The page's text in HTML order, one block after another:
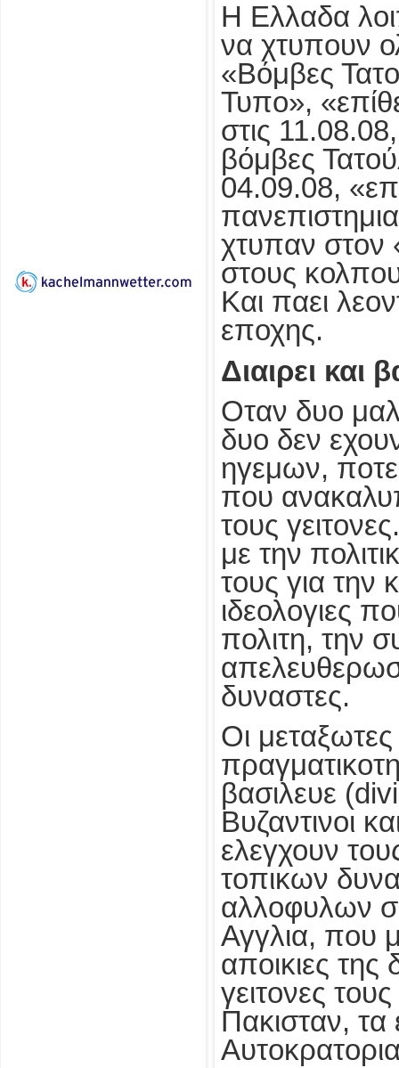
Η Ελλαδα
να χτυπουν
«Βόμβες
Τυπο»,
στις
βόμβες
04.09.08,
χτυπαν στον
στους
Και παει
εποχης.
Διαιρει και
Οταν δυο
δυο δεν
ηγεμων, ποτε
που
τους
με την
τους για την
ιδεολογιες
πολιτη, την
δυναστες.
Οι
βασιλευε
Βυζαντινοι
ελεγχουν
τοπικων
αλλοφυλων
Αγγλια, που
αποικιες
γειτονες
Πακισταν,